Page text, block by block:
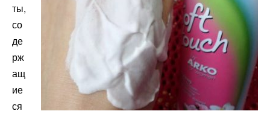
ты,
со
де
рж
ащ
ие
ся